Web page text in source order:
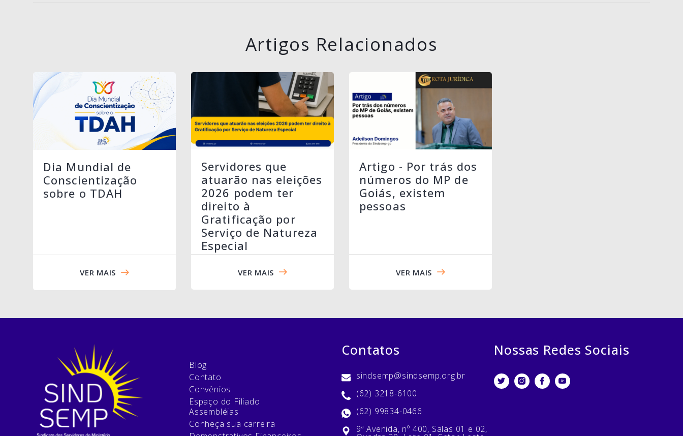
Artigos Relacionados
Dia Mundial de
Conscientização
sobre o TDAH
VER MAIS
Servidores que
atuarão nas eleições
2026 podem ter
direito à
Gratificação por
Serviço de Natureza
Especial
VER MAIS
Artigo - Por trás dos
números do MP de
Goiás, existem
pessoas
VER MAIS
Blog
Contato
Convênios
Espaço do Filiado
Assembléias
Conheça sua carreira
Contatos
sindsemp@sindsemp.org.br
(62) 3218-6100
(62) 99834-0466
9ª Avenida, nº 400, Salas 01 e 02,
Nossas Redes Sociais